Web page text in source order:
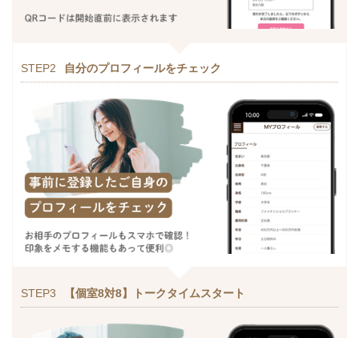
STEP2 自分のプロフィールをチェック
STEP3 【個室8対8】トークタイムスタート